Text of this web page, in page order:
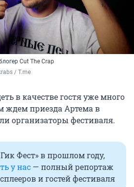
Cut The Crap
/ T.me
в качестве гостя уже много
ждем приезда Артема в
организаторы фестиваля.
Фест» в прошлом году,
у нас — полный репортаж
и гостей фестиваля